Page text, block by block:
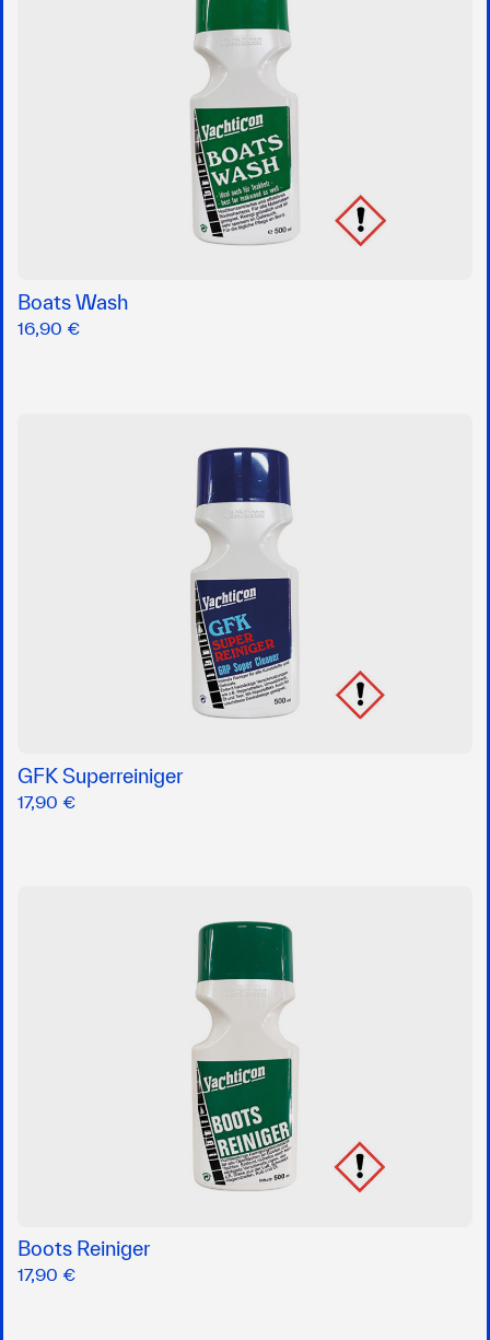
Boats Wash
16,90 €
GFK Superreiniger
17,90 €
Boots Reiniger
17,90 €